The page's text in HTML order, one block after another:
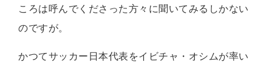
ころは呼んでくださった方々に聞いてみるしかない
のですが。
かつてサッカー日本代表をイビチャ・オシムが率い